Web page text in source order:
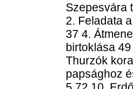
Szepesvára
2. Feladata
37 4.
birtoklása
Thurzók
papsághoz